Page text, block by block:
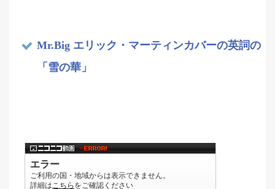
Mr.Big エリック・マーティンカバーの英詞の
「雪の華」